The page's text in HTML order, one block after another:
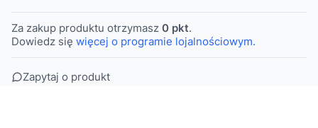
Za zakup produktu otrzymasz 0 pkt.
Dowiedz się więcej o programie lojalnościowym.
Zapytaj o produkt